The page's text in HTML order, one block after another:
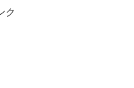
幹部が34...
ク